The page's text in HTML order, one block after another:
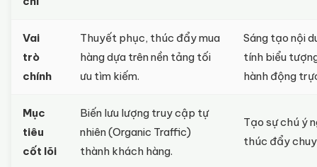
Vai
trò
chính
Thuyết phục, thúc đẩy mua
hàng dựa trên nền tảng tối
ưu tìm kiếm.
Sáng tạo nội
tính biểu
hành động
Mục
tiêu
cốt lõi
Biến lưu lượng truy cập tự
nhiên (Organic Traffic)
thành khách hàng.
Tạo sự chú ý
thúc đẩy